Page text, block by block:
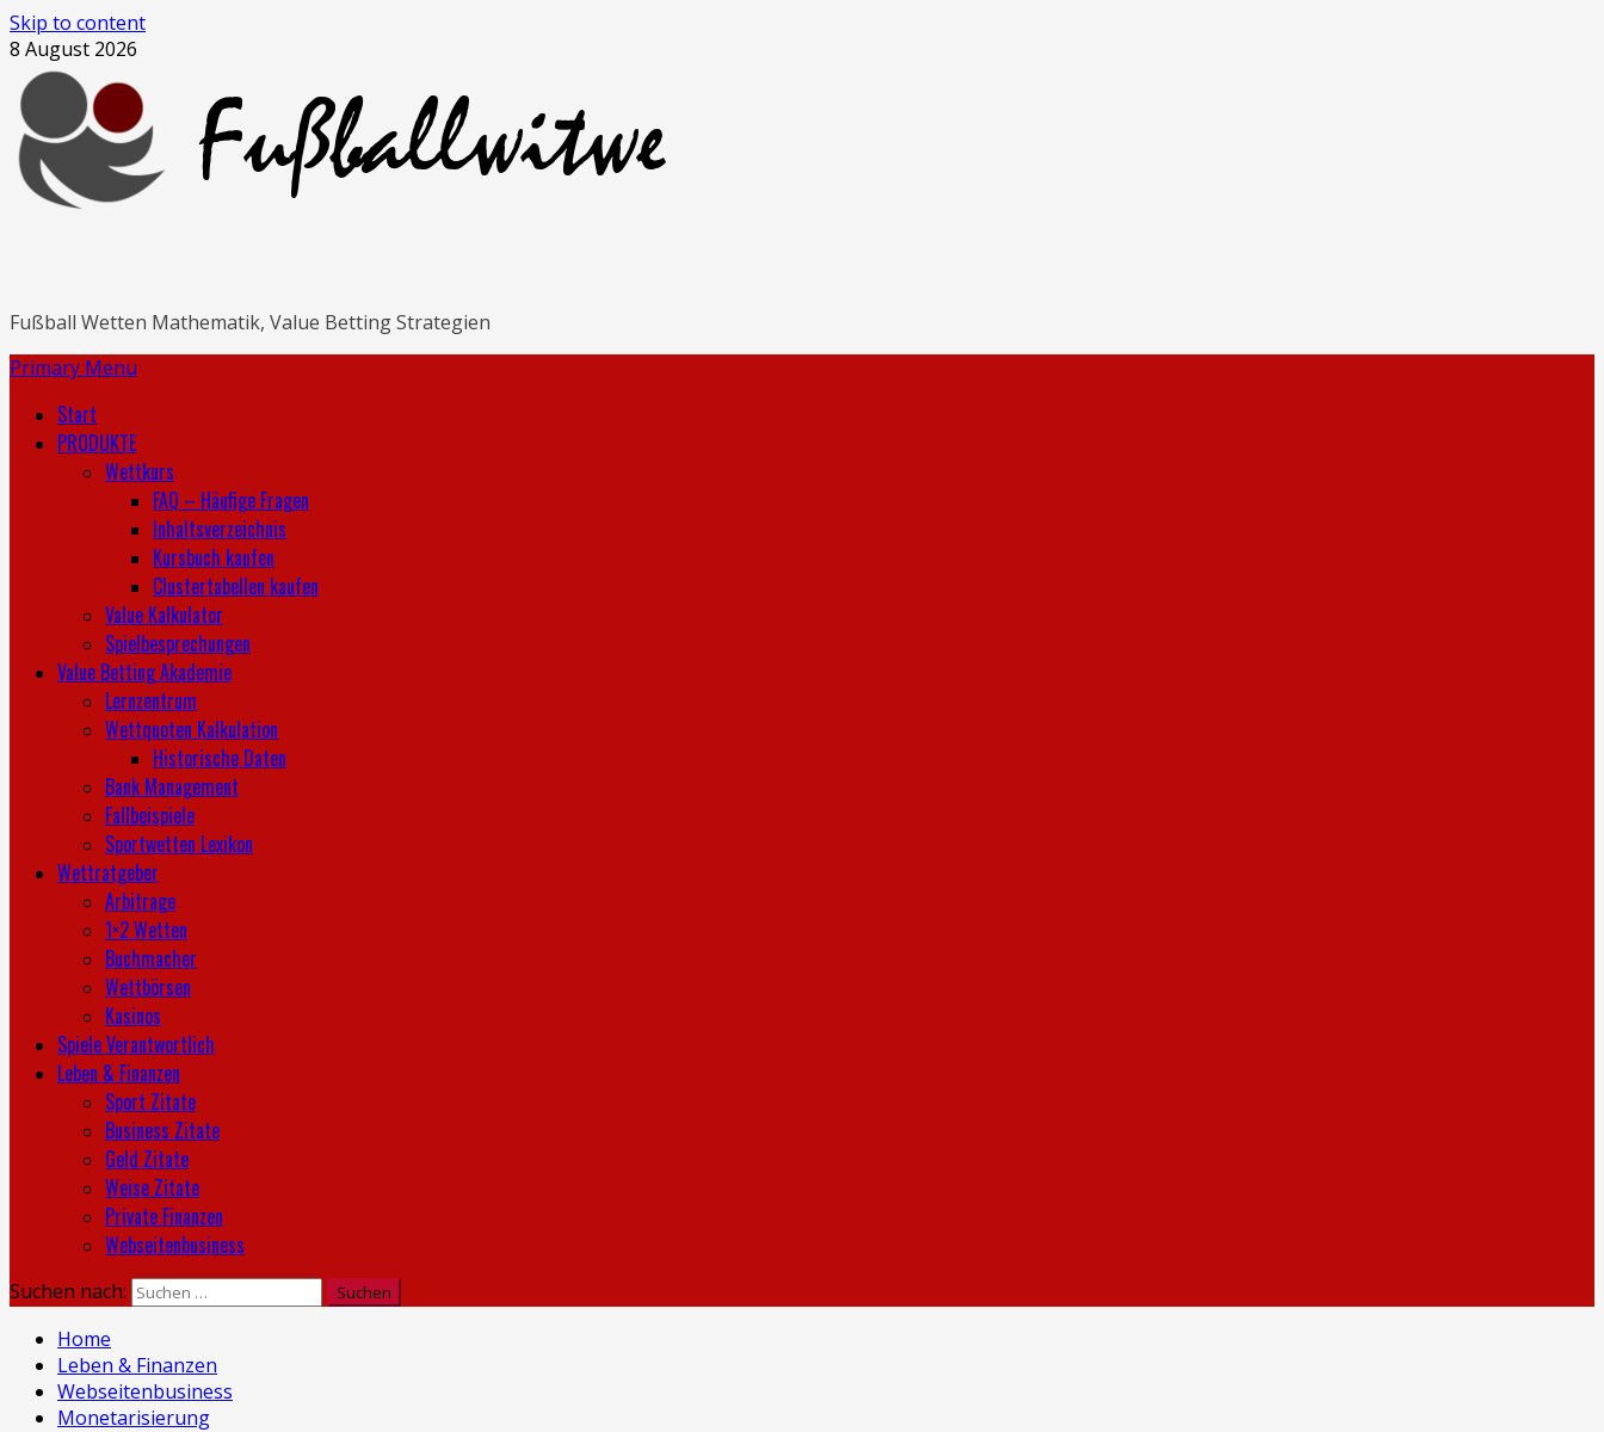
Skip to content
8 August 2026
Fußball Wetten Mathematik, Value Betting Strategien
Primary Menu
Start
PRODUKTE
Wettkurs
FAQ – Häufige Fragen
Inhaltsverzeichnis
Kursbuch kaufen
Clustertabellen kaufen
Value Kalkulator
Spielbesprechungen
Value Betting Akademie
Lernzentrum
Wettquoten Kalkulation
Historische Daten
Bank Management
Fallbeispiele
Sportwetten Lexikon
Wettratgeber
Arbitrage
1×2 Wetten
Buchmacher
Wettbörsen
Kasinos
Spiele Verantwortlich
Leben & Finanzen
Sport Zitate
Business Zitate
Geld Zitate
Weise Zitate
Private Finanzen
Webseitenbusiness
Suchen nach:
Home
Leben & Finanzen
Webseitenbusiness
Monetarisierung